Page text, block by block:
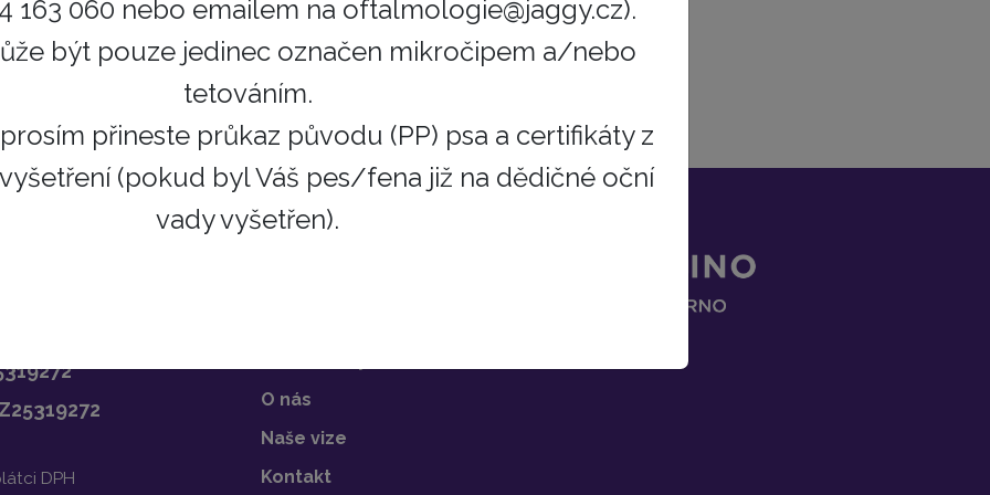
jsme první volbou i pro veterináře a ostatní oborové obchodní
údaje
DPH
Důležité informace
O nás
Naše vize
Kontakt
163 060 nebo emailem na oftalmologie@jaggy.cz).
být pouze jedinec označen mikročipem a/nebo
tetováním.
přineste průkaz původu (PP) psa a certifikáty z
(pokud byl Váš pes/fena již na dědičné oční
vady vyšetřen).